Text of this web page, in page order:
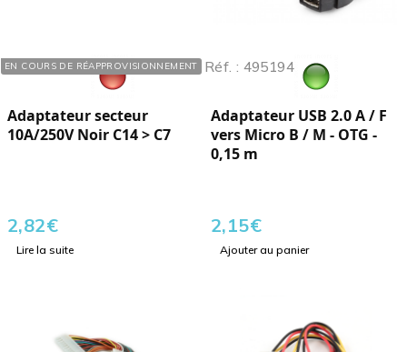
EN COURS DE RÉAPPROVISIONNEMENT
Réf. : 551041
Adaptateur secteur
10A/250V Noir C14 > C7
2,82€
Lire la suite
Réf. : 495194
Adaptateur USB 2.0 A / F
vers Micro B / M - OTG -
0,15 m
2,15€
Ajouter au panier